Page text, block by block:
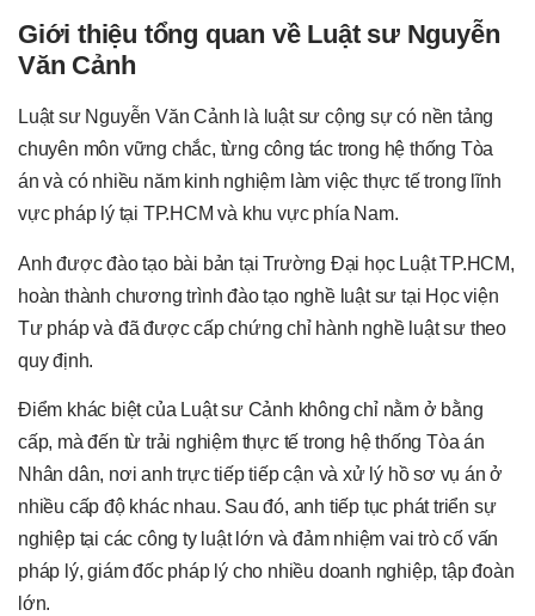
Giới thiệu tổng quan về Luật sư Nguyễn
Văn Cảnh
Luật sư Nguyễn Văn Cảnh là luật sư cộng sự có nền tảng
chuyên môn vững chắc, từng công tác trong hệ thống Tòa
án và có nhiều năm kinh nghiệm làm việc thực tế trong lĩnh
vực pháp lý tại TP.HCM và khu vực phía Nam.
Anh được đào tạo bài bản tại Trường Đại học Luật TP.HCM,
hoàn thành chương trình đào tạo nghề luật sư tại Học viện
Tư pháp và đã được cấp chứng chỉ hành nghề luật sư theo
quy định.
Điểm khác biệt của Luật sư Cảnh không chỉ nằm ở bằng
cấp, mà đến từ trải nghiệm thực tế trong hệ thống Tòa án
Nhân dân, nơi anh trực tiếp tiếp cận và xử lý hồ sơ vụ án ở
nhiều cấp độ khác nhau. Sau đó, anh tiếp tục phát triển sự
nghiệp tại các công ty luật lớn và đảm nhiệm vai trò cố vấn
pháp lý, giám đốc pháp lý cho nhiều doanh nghiệp, tập đoàn
lớn.